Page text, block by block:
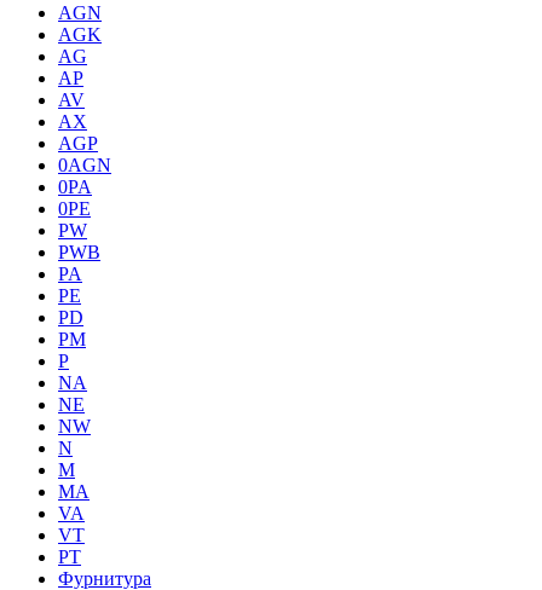
AGN
AGK
AG
AP
AV
AX
AGP
0AGN
0PA
0PE
PW
PWB
PA
PE
PD
PM
P
NA
NE
NW
N
M
MA
VA
VT
PT
Фурнитура